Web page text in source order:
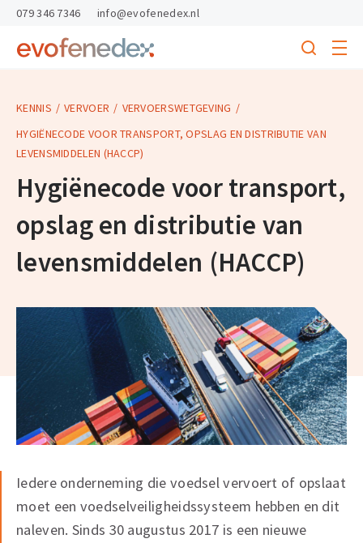
skipToContent
skipToFooter
Return
homepage
Search
menu
079 346 7346 info@evofenedex.nl
KENNIS VERVOER
VERVOERSWETGEVING
HYGIËNECODE VOOR TRANSPORT, OPSLAG EN DISTRIBUTIE VAN
LEVENSMIDDELEN (HACCP)
Hygiënecode voor transport,
opslag en distributie van
levensmiddelen (HACCP)
Iedere onderneming die voedsel vervoert of opslaat
moet een voedselveiligheidssysteem hebben en dit
naleven. Sinds 30 augustus 2017 is een nieuwe